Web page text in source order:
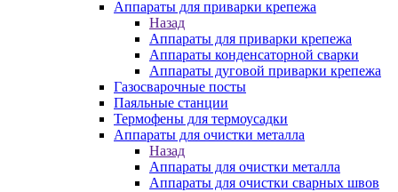
Аппараты для приварки крепежа
Назад
Аппараты для приварки крепежа
Аппараты конденсаторной сварки
Аппараты дуговой приварки крепежа
Газосварочные посты
Паяльные станции
Термофены для термоусадки
Аппараты для очистки металла
Назад
Аппараты для очистки металла
Аппараты для очистки сварных швов